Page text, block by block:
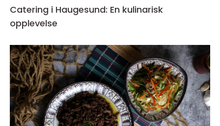
Catering i Haugesund: En kulinarisk
opplevelse